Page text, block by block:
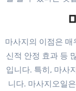
과적인 마사지 루
마사지의 이점은 매
신적 안정 효과 등
입니다. 특히, 마사
니다. 마사지오일